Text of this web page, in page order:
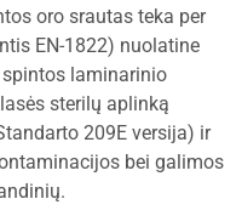
oro srautas teka per
EN-1822) nuolatine
laminarinio
sterilų aplinką
209E versija) ir
bei galimos